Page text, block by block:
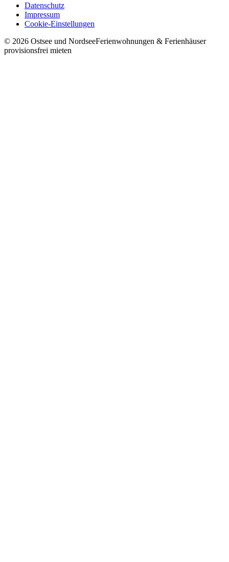
Datenschutz
Impressum
Cookie-Einstellungen
© 2026 Ostsee und NordseeFerienwohnungen & Ferienhäuser
provisionsfrei mieten